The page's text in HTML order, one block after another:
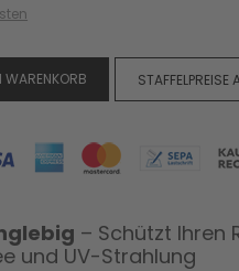
WARENKORB STAFFELPREISE
– Schützt Ihren
und UV-Strahlung